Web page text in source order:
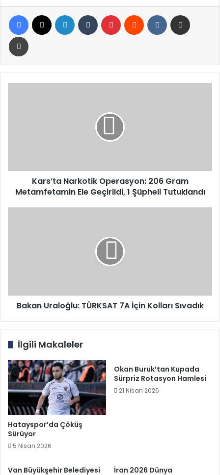
Facebook LinkedIn Tumblr Pinterest Reddit VKontakte
Yazdır
1
Tutuklandı
Kars’ta Narkotik Operasyon: 206 Gram
Metamfetamin Ele Geçirildi, 1 Şüpheli Tutuklandı
Bakan Uraloğlu: TÜRKSAT 7A İçin Kolları Sıvadık
İlgili Makaleler
Hatayspor’da Çöküş
Sürüyor
5 Nisan 2026
Okan Buruk’tan Kupada
Sürpriz Rotasyon Hamlesi
21 Nisan 2026
Van Büyükşehir Belediyesi
İran 2026 Dünya